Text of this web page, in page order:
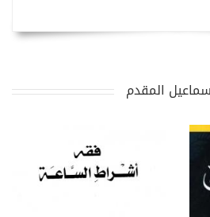
المقدم